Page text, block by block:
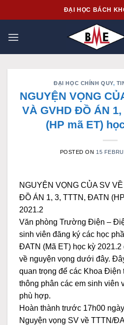
to
ĐẠI HỌC BÁCH
ĐẠI HỌC CHÍNH QUY,
NGUYỆN VỌNG
VÀ GVHD ĐỒ ÁN 1,
(HP mã ET)
POSTED ON 15
NGUYỆN VỌNG CỦA SV
ĐỒ ÁN 1, 3, TTTN, ĐATN
2021.2
Văn phòng Trường Điện –
sinh viên đăng ký các học
ĐATN (Mã ET) học kỳ 2021.2
về nguyện vọng dưới đây.
quan trọng để các Khoa Điện
thông phân các em sinh viên
phù hợp.
Hoàn thành trước 17h00
Nguyện vọng SV về TTTN/